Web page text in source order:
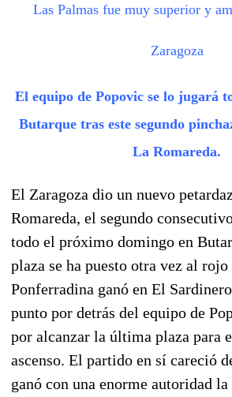
Las Palmas fue muy superior y
Zaragoza
El equipo de Popovic se lo jugará
Butarque tras este segundo
La Romareda.
El Zaragoza dio un nuevo
Romareda, el segundo
todo el próximo domingo en
plaza se ha puesto otra vez al
Ponferradina ganó en El
punto por detrás del equipo de
por alcanzar la última plaza para
ascenso. El partido en sí careció
ganó con una enorme autoridad